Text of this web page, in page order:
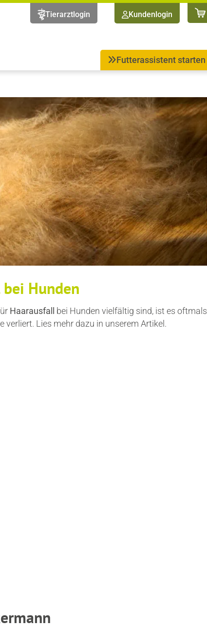
Tierarztlogin Kundenlogin
Futterassistent starten
Hunden
Haarausfall
bei Hunden vielfältig sind, ist es oftmals
verliert. Lies mehr dazu in unserem Artikel.